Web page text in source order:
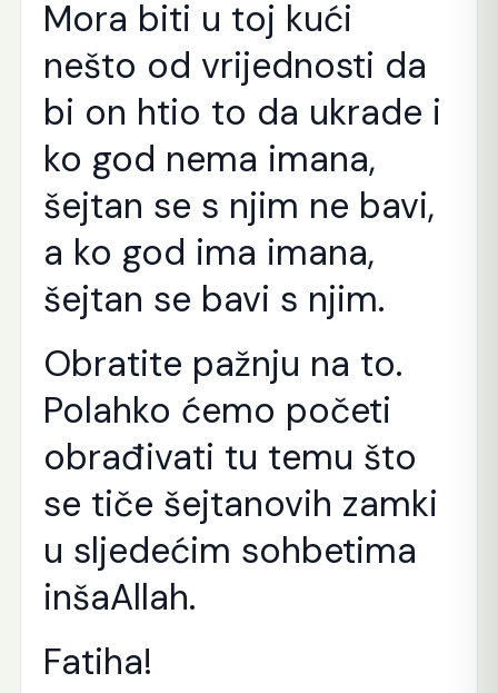
Mora biti u toj kući
nešto od vrijednosti da
bi on htio to da ukrade i
ko god nema imana,
šejtan se s njim ne bavi,
a ko god ima imana,
šejtan se bavi s njim.
Obratite pažnju na to.
Polahko ćemo početi
obrađivati tu temu što
se tiče šejtanovih zamki
u sljedećim sohbetima
inšaAllah.
Fatiha!